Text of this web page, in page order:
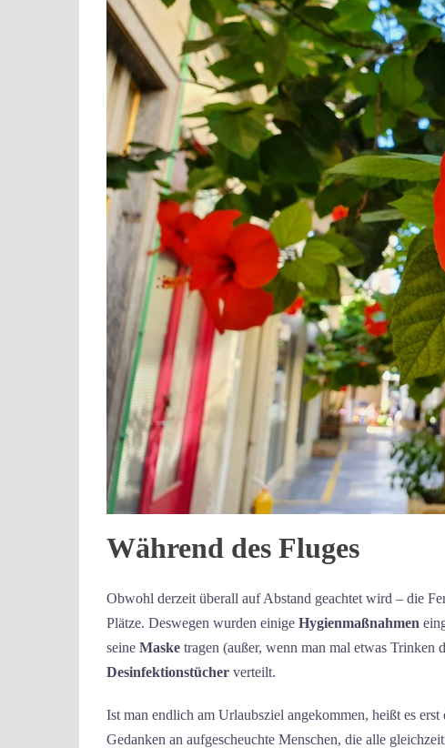
Während des Fluges
Obwohl derzeit überall auf Abstand geachtet wird – die
Plätze. Deswegen wurden einige Hygienmaßnahmen
seine Maske tragen (außer, wenn man mal etwas Trinken
Desinfektionstücher verteilt.
Ist man endlich am Urlaubsziel angekommen, heißt es
Gedanken an aufgescheuchte Menschen, die alle